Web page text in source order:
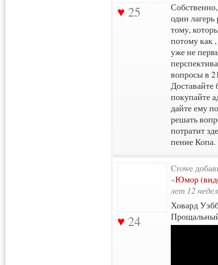
25
один
тому,
потому как
уже не
вопросы в
покупайте
дайте ему
решать
потратит
пение Копа.
24
Crowe
«Юмор
лет 12
Ховард